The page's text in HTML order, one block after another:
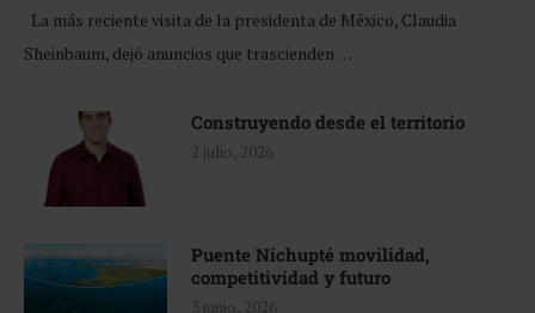
La más reciente visita de la presidenta de México, Claudia
Sheinbaum, dejó anuncios que trascienden …
Construyendo desde el territorio
2 julio, 2026
Puente Nichupté movilidad,
competitividad y futuro
3 junio, 2026